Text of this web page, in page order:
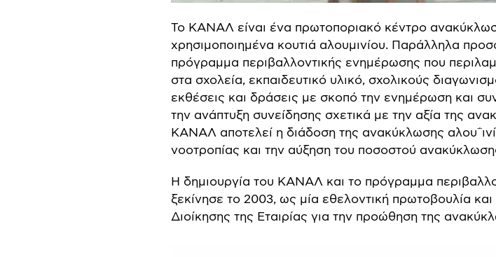
Το ΚΑΝΑΛ είναι ένα πρωτοποριακό κέντρο
χρησιμοποιημένα κουτιά αλουμινίου. Παράλληλα
πρόγραμμα περιβαλλοντικής ενημέρωσης που
στα σχολεία, εκπαιδευτικό υλικό, σχολικούς
εκθέσεις και δράσεις με σκοπό την ενημέρωση και
την ανάπτυξη συνείδησης σχετικά με την αξία της
ΚΑΝΑΛ αποτελεί η διάδοση της ανακύκλωσης
νοοτροπίας και την αύξηση του ποσοστού
Η δημιουργία του ΚΑΝΑΛ και το πρόγραμμα
ξεκίνησε το 2003, ως μία εθελοντική πρωτοβουλία
Διοίκησης της Εταιρίας για την προώθηση της